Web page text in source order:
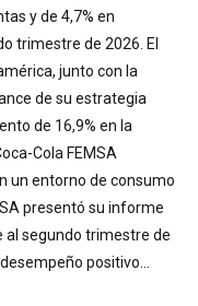
y de 4,7% en
trimestre de 2026. El
junto con la
de su estrategia
de 16,9% en la
Cola FEMSA
un entorno de consumo
presentó su informe
segundo trimestre de
positivo…